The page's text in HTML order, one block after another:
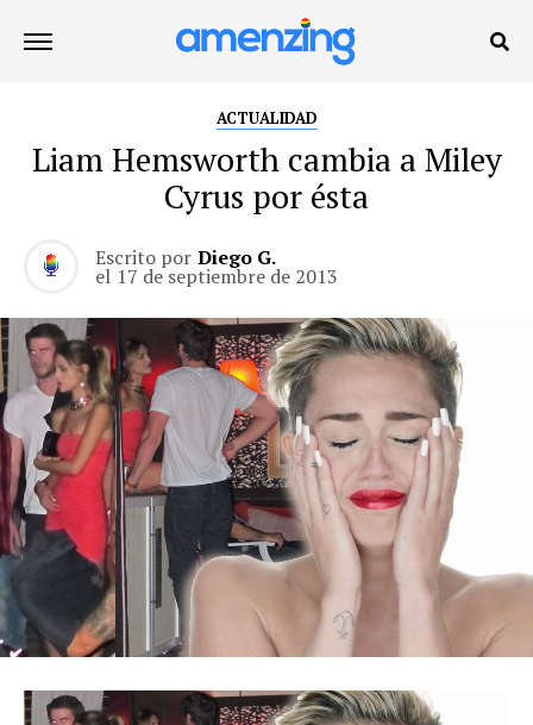
ACTUALIDAD
Liam Hemsworth cambia a Miley
Cyrus por ésta
Escrito por Diego G.
el 17 de septiembre de 2013